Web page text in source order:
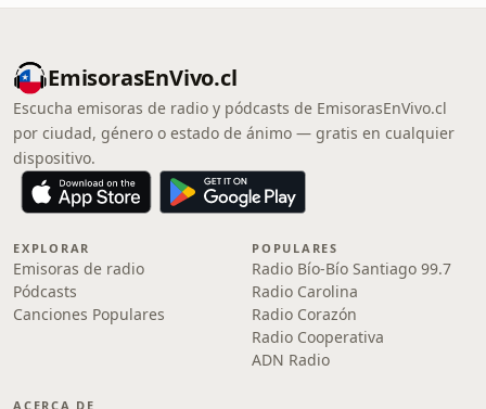
EmisorasEnVivo.cl
Escucha emisoras de radio y pódcasts de EmisorasEnVivo.cl
por ciudad, género o estado de ánimo — gratis en cualquier
dispositivo.
EXPLORAR
Emisoras de radio
Pódcasts
Canciones Populares
POPULARES
Radio Bío-Bío Santiago 99.7
Radio Carolina
Radio Corazón
Radio Cooperativa
ADN Radio
ACERCA DE